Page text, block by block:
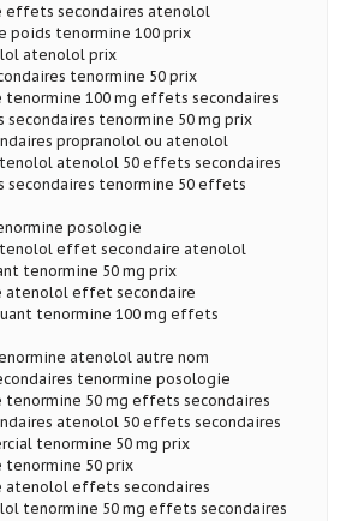
effets secondaires atenolol
poids tenormine 100 prix
atenolol prix
tenormine 50 prix
100 mg effets secondaires
tenormine 50 mg prix
propranolol ou atenolol
atenolol 50 effets secondaires
secondaires tenormine 50 effets
posologie
effet secondaire atenolol
tenormine 50 mg prix
atenolol effet secondaire
tenormine 100 mg effets
atenolol autre nom
tenormine posologie
50 mg effets secondaires
atenolol 50 effets secondaires
tenormine 50 mg prix
50 prix
atenolol effets secondaires
tenormine 50 mg effets secondaires